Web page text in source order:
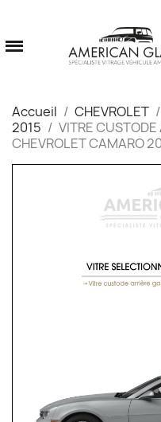
Accueil CHEVROLET
2015
VITRE CUSTODE
CHEVROLET CAMARO